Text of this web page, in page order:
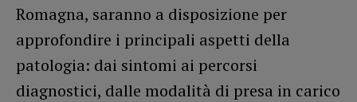
Romagna, saranno a disposizione per
approfondire i principali aspetti della
patologia: dai sintomi ai percorsi
diagnostici, dalle modalità di presa in carico